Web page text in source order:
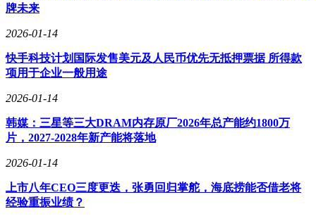
牌未来
2026-01-14
快手科技计划国际发售美元及人民币优先无抵押票据 所得款
项用于企业一般用途
2026-01-14
韩媒：三星等三大DRAM内存原厂2026年总产能约1800万
片，2027-2028年新产能将落地
2026-01-14
上市八年CEO三度更迭，张勇回归掌舵，海底捞能否借老将
经验重振业绩？